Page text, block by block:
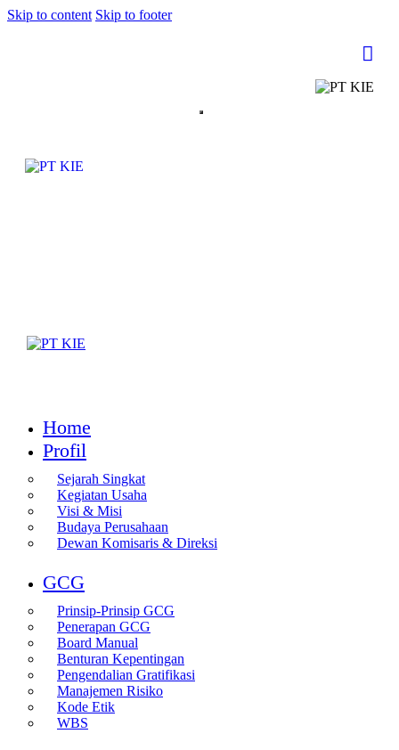
Skip to content Skip to footer
Home
Profil
Sejarah Singkat
Kegiatan Usaha
Visi & Misi
Budaya Perusahaan
Dewan Komisaris & Direksi
GCG
Prinsip-Prinsip GCG
Penerapan GCG
Board Manual
Benturan Kepentingan
Pengendalian Gratifikasi
Manajemen Risiko
Kode Etik
WBS